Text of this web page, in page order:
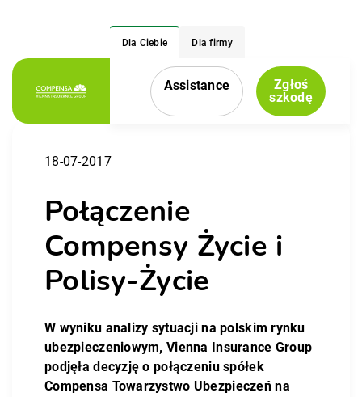
Dla Ciebie Dla firmy
Menu nawigacyjne
Assistance
Zgłoś
szkodę
18-07-2017
Połączenie
Compensy Życie i
Polisy-Życie
W wyniku analizy sytuacji na polskim rynku
ubezpieczeniowym, Vienna Insurance Group
podjęła decyzję o połączeniu spółek
Compensa Towarzystwo Ubezpieczeń na